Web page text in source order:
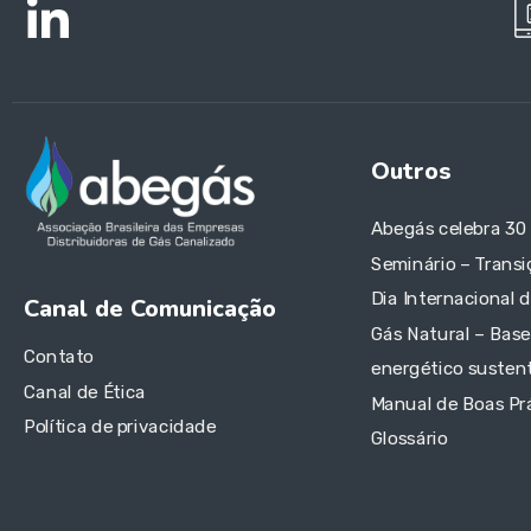
Canal de Comunicação
Contato
Canal de Ética
Política de privacidade
Outros
Abegás celebra 30
Seminário –
Dia Internacional
Gás Natural –
energético
Manual de Boas
Glossário